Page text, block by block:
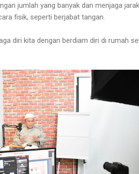
jumlah yang banyak dan menjaga
fisik, seperti berjabat tangan.
diri kita dengan berdiam diri di rumah